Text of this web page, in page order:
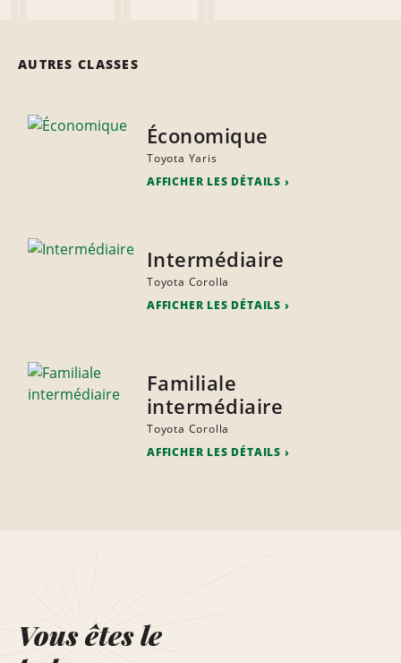
AUTRES CLASSES
Économique
Toyota Yaris
AFFICHER LES DÉTAILS
Intermédiaire
Toyota Corolla
AFFICHER LES DÉTAILS
Familiale
intermédiaire
Toyota Corolla
AFFICHER LES DÉTAILS
Vous êtes le